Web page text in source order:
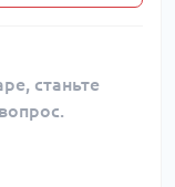
станьте